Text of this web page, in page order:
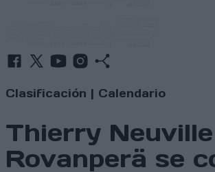
Clasificación | Calendario
Thierry
Rovanperä se